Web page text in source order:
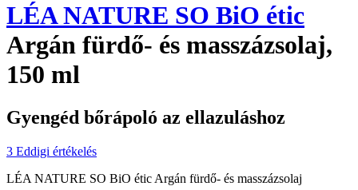
LÉA NATURE SO BiO étic
Argán fürdő- és masszázsolaj,
150 ml
Gyengéd bőrápoló az ellazuláshoz
3 Eddigi értékelés
LÉA NATURE SO BiO étic Argán fürdő- és masszázsolaj